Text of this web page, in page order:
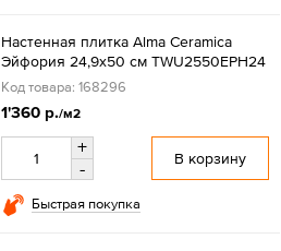
Настенная плитка Alma Ceramica
Эйфория 24,9x50 см TWU2550EPH24
Код товара: 168296
1'360 р./м2
+
-
В корзину
Быстрая покупка